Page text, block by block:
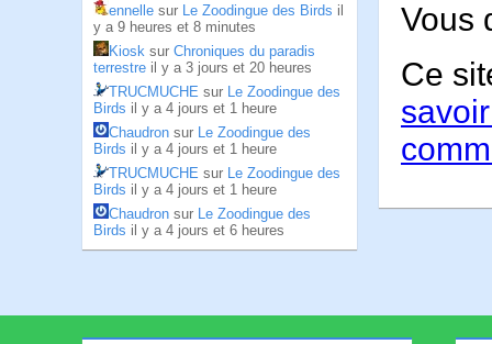
ennelle sur Le Zoodingue des Birds il
y a 9 heures et 8 minutes
Kiosk sur Chroniques du paradis
terrestre il y a 3 jours et 20 heures
TRUCMUCHE sur Le Zoodingue des
Birds il y a 4 jours et 1 heure
Chaudron sur Le Zoodingue des
Birds il y a 4 jours et 1 heure
TRUCMUCHE sur Le Zoodingue des
Birds il y a 4 jours et 1 heure
Chaudron sur Le Zoodingue des
Birds il y a 4 jours et 6 heures
Vous
Ce